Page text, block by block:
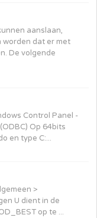
aanslaan,
worden dat er met
De volgende
Control Panel -
Op 64bits
en type C:...
>
U dient in de
op te ...